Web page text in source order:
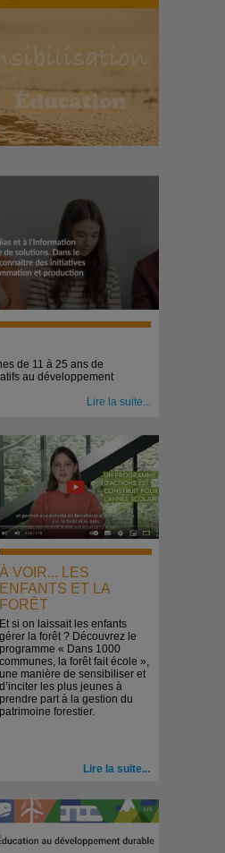
de 11 à 25 ans de
au développement
Lire la suite...
À VOIR... LES
ENFANTS ET LA
FORÊT
Et si on laissait les enfants
gérer la forêt ? Découvrez le
programme « Dans 1000
communes, la forêt fait école »,
une manière de sensibiliser et
d’inciter les plus jeunes à
prendre part à la gestion du
patrimoine forestier.
Lire la suite...